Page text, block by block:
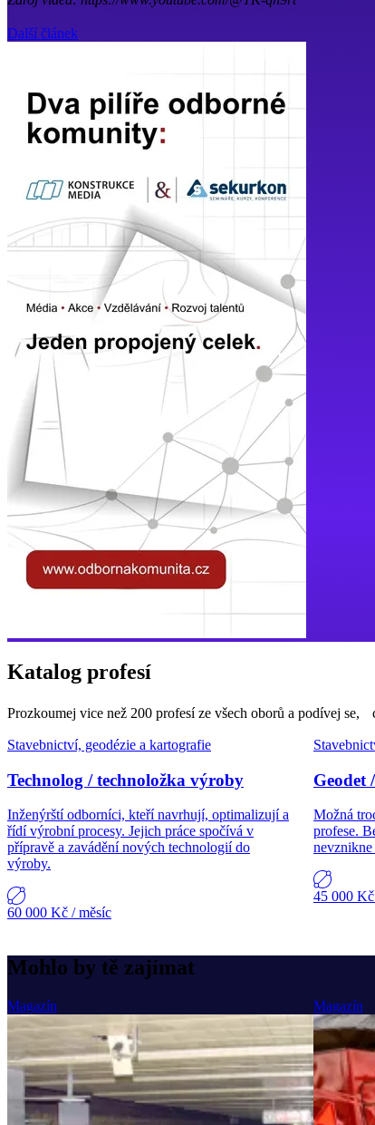
Další článek
Katalog profesí
Prozkoumej vice než 200 profesí ze všech oborů a podívej se,
Stavebnictví, geodézie a kartografie
Technolog / technoložka výroby
Inženýrští odborníci, kteří navrhují, optimalizují a
řídí výrobní procesy. Jejich práce spočívá v
přípravě a zavádění nových technologií do
výroby.
60 000 Kč / měsíc
Geodet
Možná
profese.
45 000 Kč
Mohlo by tě zajímat
Magazín Magazín